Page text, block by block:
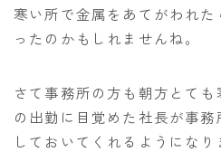
寒い所で金属をあてがわれ
ったのかもしれませんね。
さて事務所の方も朝方とて
の出勤に目覚めた社長が事
しておいてくれるようになり